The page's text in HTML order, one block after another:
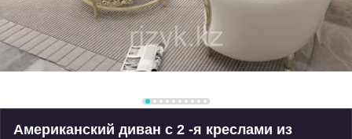
Американский диван с 2 -я креслами из